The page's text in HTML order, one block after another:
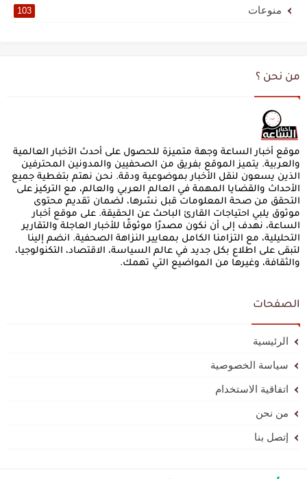
منوعات 103
من نحن ؟
موقع أخبار الساعة وجهة متميزة للحصول على أحدث الأخبار العالمية
والعربية. يتميز الموقع بفريق من الصحفيين والمدونين المحترفين
الذين يسعون لنقل الأخبار بموضوعية ودقة. نحن نهتم بتغطية جميع
الأحداث والقضايا المهمة في العالم العربي والعالم، مع التركيز على
التحقق من صحة المعلومات قبل نشرها، لضمان تقديم محتوى
موثوق يلبي احتياجات القارئ الباحث عن الحقيقة. على موقع أخبار
الساعة، نهدف إلى أن نكون مصدرًا موثوقًا للأخبار العاجلة والتقارير
التحليلية، مع التزامنا الكامل بمعايير النزاهة الصحفية. انضم إلينا
لتبقى على اطلاع بكل جديد في عالم السياسة، الاقتصاد، التكنولوجيا،
والثقافة، وغيرها من المواضيع التي تهمك.
الصفحات
الرئيسية
سياسة الخصوصية
اتفاقية الاستخدام
من نحن
إتصل بنا